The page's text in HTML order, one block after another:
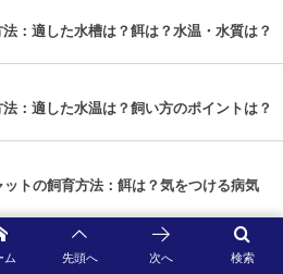
：適した水槽は？餌は？水温・水質は？
：適した水温は？飼い方のポイントは？
ットの飼育方法：餌は？気をつける病気
検索
ム 先頭へ 次へ